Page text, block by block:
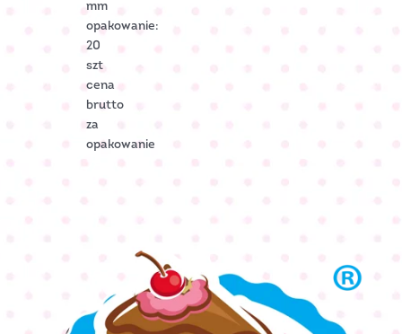
mm
opakowanie:
20
szt
cena
brutto
za
opakowanie